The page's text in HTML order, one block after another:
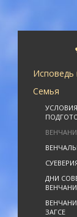
Исповедь
Семья
ДНИ
ЗАГСЕ